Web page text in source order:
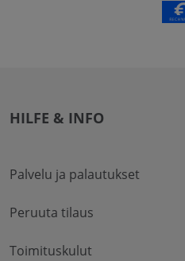
HILFE & INFO
Palvelu ja palautukset
Peruuta tilaus
Toimituskulut